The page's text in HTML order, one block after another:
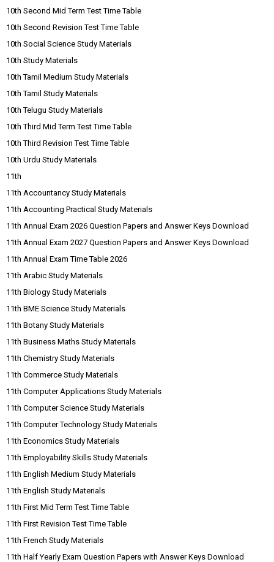
10th Second Mid Term Test Time Table
10th Second Revision Test Time Table
10th Social Science Study Materials
10th Study Materials
10th Tamil Medium Study Materials
10th Tamil Study Materials
10th Telugu Study Materials
10th Third Mid Term Test Time Table
10th Third Revision Test Time Table
10th Urdu Study Materials
11th
11th Accountancy Study Materials
11th Accounting Practical Study Materials
11th Annual Exam 2026 Question Papers and Answer Keys Download
11th Annual Exam 2027 Question Papers and Answer Keys Download
11th Annual Exam Time Table 2026
11th Arabic Study Materials
11th Biology Study Materials
11th BME Science Study Materials
11th Botany Study Materials
11th Business Maths Study Materials
11th Chemistry Study Materials
11th Commerce Study Materials
11th Computer Applications Study Materials
11th Computer Science Study Materials
11th Computer Technology Study Materials
11th Economics Study Materials
11th Employability Skills Study Materials
11th English Medium Study Materials
11th English Study Materials
11th First Mid Term Test Time Table
11th First Revision Test Time Table
11th French Study Materials
11th Half Yearly Exam Question Papers with Answer Keys Download